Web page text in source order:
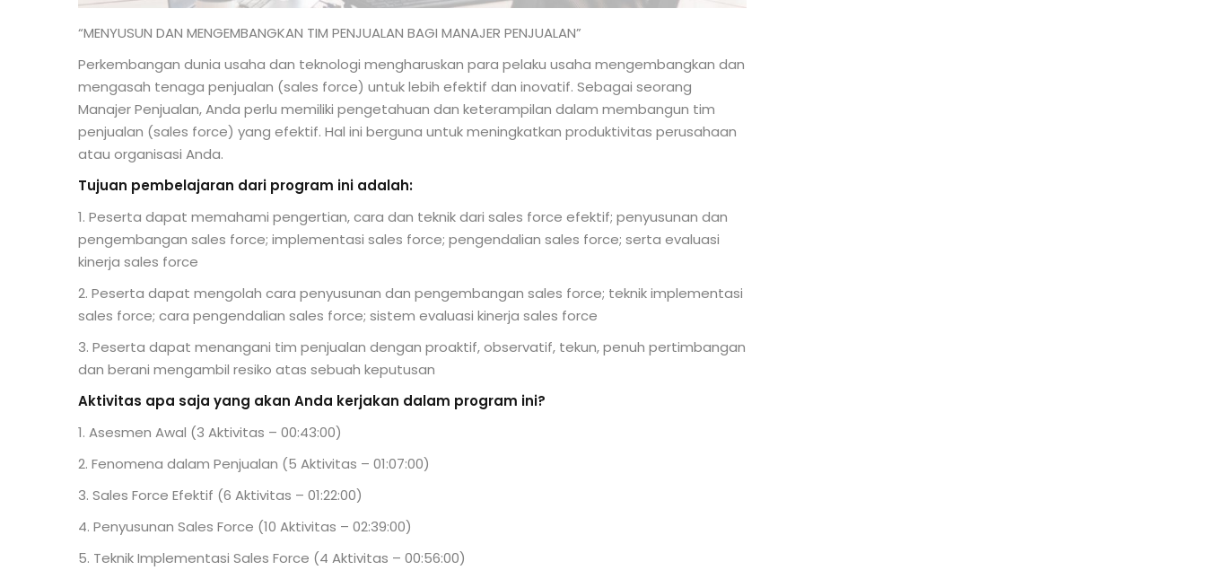
“MENYUSUN DAN MENGEMBANGKAN TIM PENJUALAN BAGI MANAJER PENJUALAN”
Perkembangan dunia usaha dan teknologi mengharuskan para pelaku usaha mengembangkan dan
mengasah tenaga penjualan (sales force) untuk lebih efektif dan inovatif. Sebagai seorang
Manajer Penjualan, Anda perlu memiliki pengetahuan dan keterampilan dalam membangun tim
penjualan (sales force) yang efektif. Hal ini berguna untuk meningkatkan produktivitas perusahaan
atau organisasi Anda.
Tujuan pembelajaran dari program ini adalah:
1. Peserta dapat memahami pengertian, cara dan teknik dari sales force efektif; penyusunan dan
pengembangan sales force; implementasi sales force; pengendalian sales force; serta evaluasi
kinerja sales force
2. Peserta dapat mengolah cara penyusunan dan pengembangan sales force; teknik implementasi
sales force; cara pengendalian sales force; sistem evaluasi kinerja sales force
3. Peserta dapat menangani tim penjualan dengan proaktif, observatif, tekun, penuh pertimbangan
dan berani mengambil resiko atas sebuah keputusan
Aktivitas apa saja yang akan Anda kerjakan dalam program ini?
1. Asesmen Awal (3 Aktivitas – 00:43:00)
2. Fenomena dalam Penjualan (5 Aktivitas – 01:07:00)
3. Sales Force Efektif (6 Aktivitas – 01:22:00)
4. Penyusunan Sales Force (10 Aktivitas – 02:39:00)
5. Teknik Implementasi Sales Force (4 Aktivitas – 00:56:00)